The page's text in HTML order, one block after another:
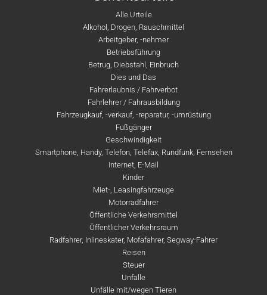
Alle Urteile
Alkohol, Drogen, Rauschmittel
Arbeitgeber, -nehmer
Betriebsführung
Betrug, Diebstahl, Einbruch
Dies und Das
Fahrerlaubnis / Fahrverbot
Fahrlehrer / Fahrausbildung
Fahrzeugkauf, -verkauf, -reparatur, -umrüstung
Fußgänger
Geschwindigkeit
Smartphone, Handy, Telefon, Telefax, Rundfunk, Fernsehen
Internet, E-Mail
Kinder
Miet-, Leasingfahrzeuge
Motorradfahrer
Öffentliche Verkehrsmittel
Öffentlicher Verkehrsraum
Radfahrer, Inlineskater, Mofafahrer, Segway-Fahrer
Reisen
Steuer
Unfälle
Unfälle mit/wegen Tieren